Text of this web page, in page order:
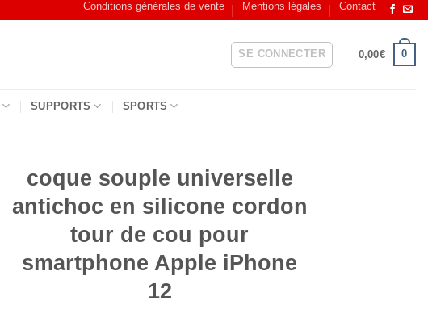
Conditions générales de vente Mentions légales Contact
SE CONNECTER 0,00€ 0
SUPPORTS SPORTS
coque souple universelle
antichoc en silicone cordon
tour de cou pour
smartphone Apple iPhone
12